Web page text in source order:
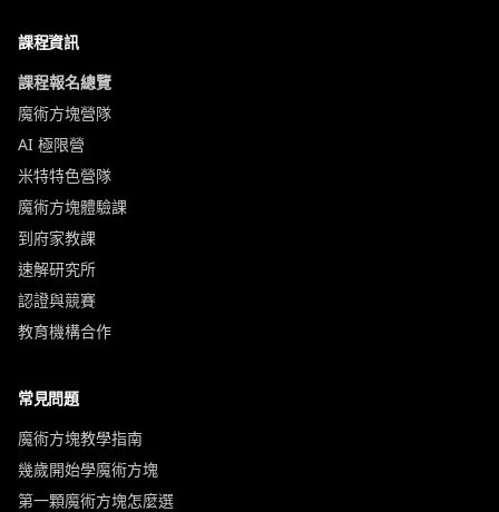
課程資訊
課程報名總覽
魔術方塊營隊
AI 極限營
米特特色營隊
魔術方塊體驗課
到府家教課
速解研究所
認證與競賽
教育機構合作
常見問題
魔術方塊教學指南
幾歲開始學魔術方塊
第一顆魔術方塊怎麼選